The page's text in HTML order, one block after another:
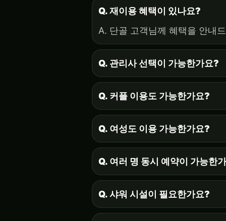
Q. 재이용 혜택이 있나요?
A. 단골 고객님께 혜택을 안내
Q. 관리사 선택이 가능한가요?
Q. 커플 이용도 가능한가요?
Q. 여성도 이용 가능한가요?
Q. 여러 명 동시 예약이 가능한
Q. 샤워 시설이 필요한가요?